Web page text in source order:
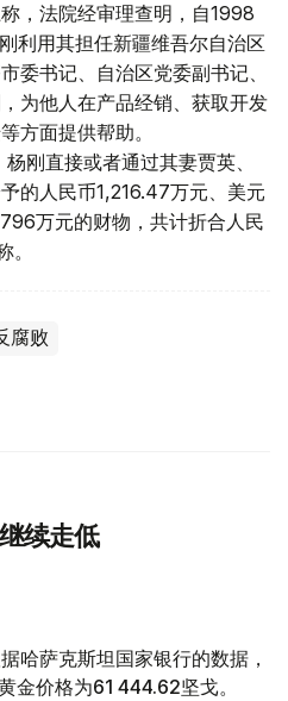
，法院经审理查明，自1998
利用其担任新疆维吾尔自治区
委书记、自治区党委副书记、
为他人在产品经销、获取开发
方面提供帮助。
刚直接或者通过其妻贾英、
的人民币1,216.47万元、美元
万元的财物，共计折合人民
腐败
续走低
哈萨克斯坦国家银行的数据，
价格为61 444.62坚戈。